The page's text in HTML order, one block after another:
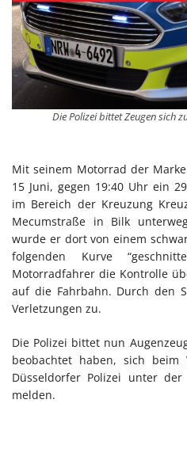
Die Polizei bittet Zeugen sich
Mit seinem Motorrad der
15 Juni, gegen 19:40 Uhr ein
im Bereich der Kreuzung
Mecumstraße in Bilk
wurde er dort von einem
folgenden Kurve
Motorradfahrer die Kontrolle
auf die Fahrbahn. Durch den
Verletzungen zu.
Die Polizei bittet nun
beobachtet haben, sich beim
Düsseldorfer Polizei unter
melden.